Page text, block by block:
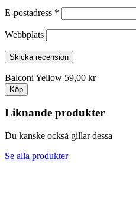
E-postadress *
Webbplats
Skicka recension
Balconi Yellow 59,00 kr
Köp
Liknande produkter
Du kanske också gillar dessa
Se alla produkter